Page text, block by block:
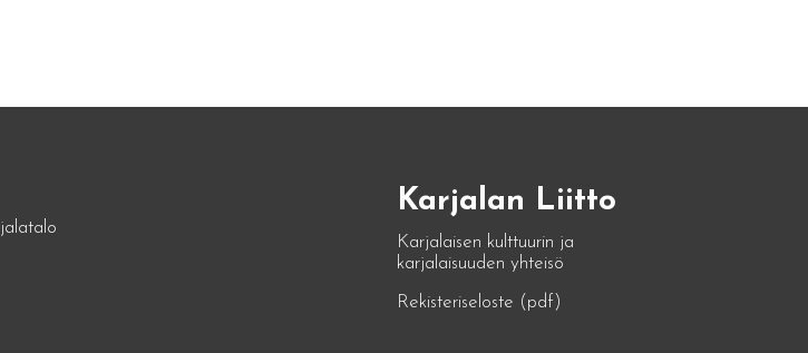
Karjalan Liitto
Karjalaisen kulttuurin ja
karjalaisuuden yhteisö
Rekisteriseloste (pdf)